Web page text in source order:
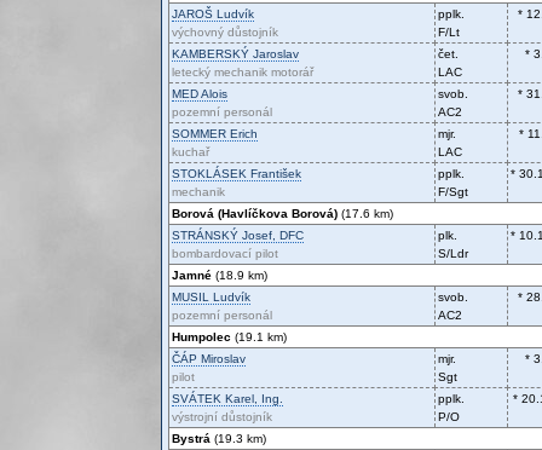
JAROŠ Ludvík
výchovný důstojník
pplk.
F/Lt
*
KAMBERSKÝ Jaroslav
letecký mechanik motorář
čet.
LAC
*
MEDAlois
pozemní personál
svob.
AC2
*
SOMMER Erich
kuchař
mjr.
LAC
*
STOKLÁSEK František
mechanik
pplk.
F/Sgt
*
Borová (Havlíčkova Borová) (17.6 km)
STRÁNSKÝ Josef, DFC
bombardovací pilot
plk.
S/Ldr
*
Jamné (18.9 km)
MUSIL
Ludvík
pozemní personál
svob.
AC2
*
Humpolec (19.1 km)
ČÁP Miroslav
pilot
mjr.
Sgt
*
SVÁTEK Karel, Ing.
výstrojní důstojník
pplk.
P/O
*
Bystrá (19.3 km)